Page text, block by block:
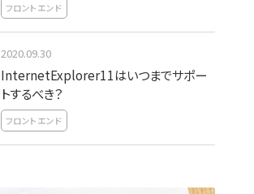
フロントエンド
2020.09.30
InternetExplorer11はいつまでサポー
トするべき？
フロントエンド